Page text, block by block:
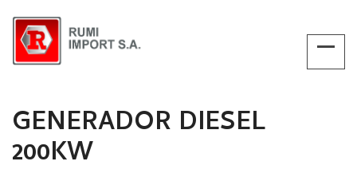
GENERADOR DIESEL
200KW